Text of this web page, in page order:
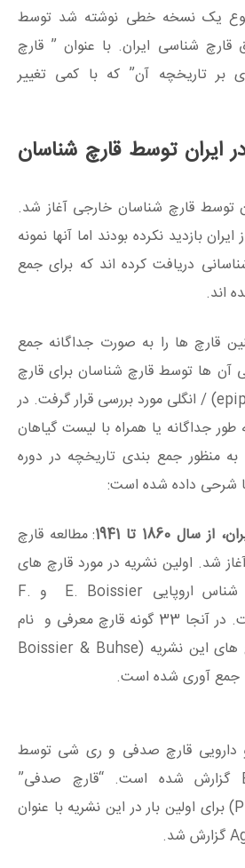
یک نسخه خطی نوشته شد توسط
قارچ شناسی ایران. با عنوان ” قارچ
بر تاریخچه آن” که با کمی تغییر
ایران توسط قارچ شناسان
توسط قارچ شناسان خارجی آغاز شد.
بازدید نکرده بودند اما آنها نمونه
دریافت کرده اند که برای جمع
اند.
قارچ ها را به صورت جداگانه جمع
آن ها توسط قارچ شناسان برای قارچ
های اپی فیتیک (epiphytic) / انگلی مورد بررسی قرار گرفت. در
جداگانه یا همراه با لیست گیاهان
منظور جمع بندی تاریخچه در دوره
شرحی داده شده است:
1860 تا 1941
: مطالعه قارچ
شد. اولین نشریه در مورد قارچ های
ایرانی توسط دو قارچ شناس اروپایی E. Boissier و F.
buhse منتشر شده است. در آنجا 33 گونه قارچ معرفی و نام
گذاری شده است. قارچ های این نشریه (Boissier & Buhse
دارویی قارچ صدفی و ری شی توسط
Boissier و Buhse گزارش شده است. “قارچ صدفی”
(Pleurotus ostreatus) برای اولین بار در این نشریه با عنوان